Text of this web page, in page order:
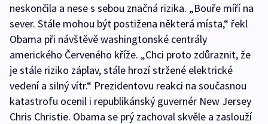
neskončila a nese s sebou značná rizika. „Bouře míří na
sever. Stále mohou být postižena některá místa,“ řekl
Obama při návštěvě washingtonské centrály
amerického Červeného kříže. „Chci proto zdůraznit, že
je stále riziko záplav, stále hrozí stržené elektrické
vedení a silný vítr.“ Prezidentovu reakci na současnou
katastrofu ocenil i republikánský guvernér New Jersey
Chris Christie. Obama se prý zachoval skvěle a zaslouží